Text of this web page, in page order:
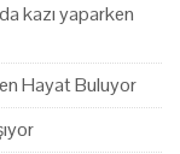
kazı yaparken
Hayat Buluyor